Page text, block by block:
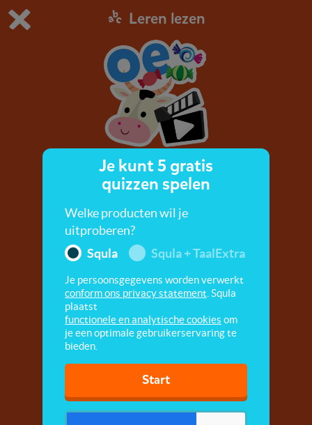
Dit is de gratis demo van Squla.
Bestel nu
0 1
Leren lezen
oe
Zing mee met de koeien en leer de 'oe'.
Je kunt 5 gratis
quizzen spelen
Welke producten wil je
uitproberen?
Squla
Squla + TaalExtra
Je persoonsgegevens worden verwerkt
conform ons privacy statement . Squla
plaatst
functionele en analytische cookies om
je een optimale gebruikerservaring te
bieden.
Start